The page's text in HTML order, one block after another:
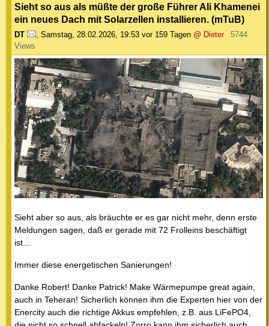
Sieht so aus als müßte der große Führer Ali Khamenei
ein neues Dach mit Solarzellen installieren. (mTuB)
DT Samstag, 28.02.2026, 19:53 vor 159 Tagen @ Dieter
5744
Views
Sieht aber so aus, als bräuchte er es gar nicht mehr, denn erste
Meldungen sagen, daß er gerade mit 72 Frolleins beschäftigt
ist...
Immer diese energetischen Sanierungen!
Danke Robert! Danke Patrick! Make Wärmepumpe great again,
auch in Teheran! Sicherlich können ihm die Experten hier von der
Enercity auch die richtige Akkus empfehlen, z.B. aus LiFePO4,